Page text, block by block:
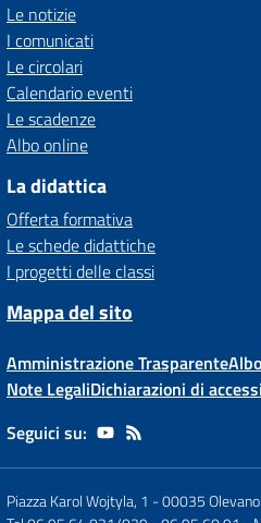
Le notizie
I comunicati
Le circolari
Calendario eventi
Le scadenze
Albo online
La didattica
Offerta formativa
Le schede didattiche
I progetti delle classi
Mappa del sito
Amministrazione Trasparente
Note LegaliDichiarazioni di
Seguici su:
Piazza Karol Wojtyla, 1 -00035